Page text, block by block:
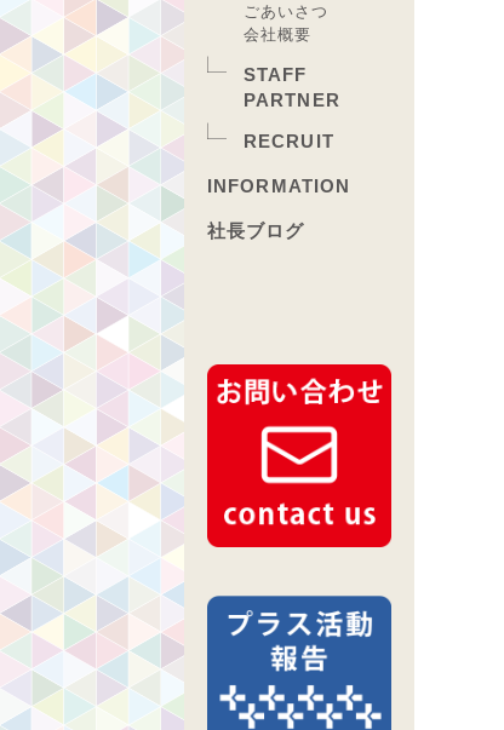
ごあいさつ
会社概要
STAFF
PARTNER
RECRUIT
INFORMATION
社長ブログ